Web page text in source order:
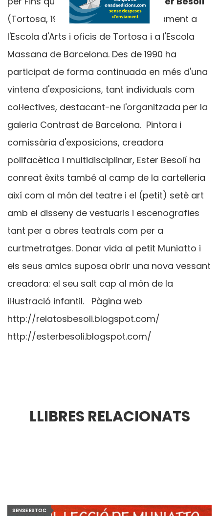
(Tortosa, 1969) s'ha format artísticament a
l'Escola d'Arts i oficis de Tortosa i a l'Escola
Massana de Barcelona. Des de 1990 ha
participat de forma continuada en més d'una
vintena d'exposicions, tant individuals com
col·lectives, destacant-ne l'organitzada per la
galeria Contrast de Barcelona. Pintora i
comissària d'exposicions, creadora
polifacètica i multidisciplinar, Ester Besolí ha
conreat èxits també al camp de la cartelleria
així com al món del teatre i el (petit) setè art
amb el disseny de vestuaris i escenografies
tant per a obres teatrals com per a
curtmetratges. Donar vida al petit Muniatto i
els seus amics suposa obrir una nova vessant
creadora: el seu salt cap al món de la
il·lustració infantil. Pàgina web
http://relatosbesoli.blogspot.com/
http://esterbesoli.blogspot.com/
LLIBRES RELACIONATS
SENSE ESTOC